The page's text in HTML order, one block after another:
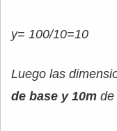
y= 100/10=10
Luego las
de base y 10m de